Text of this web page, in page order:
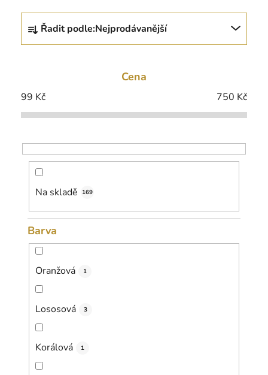
Ř
z
í
p
o
d
ů
Řadit podle:Nejprodávanější
Cena
99 Kč 750 Kč
Na skladě 169
Barva
Oranžová 1
Lososová 3
Korálová 1